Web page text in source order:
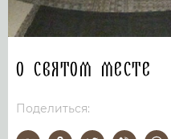
О святом месте
Поделиться: